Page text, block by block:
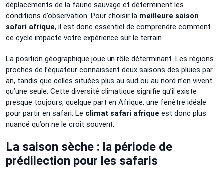
déplacements de la faune sauvage et déterminent les
conditions d’observation. Pour choisir la meilleure saison
safari afrique, il est donc essentiel de comprendre comment
ce cycle impacte votre expérience sur le terrain.
La position géographique joue un rôle déterminant. Les régions
proches de l’équateur connaissent deux saisons des pluies par
an, tandis que celles situées plus au sud ou au nord n’en vivent
qu’une seule. Cette diversité climatique signifie qu’il existe
presque toujours, quelque part en Afrique, une fenêtre idéale
pour partir en safari. Le climat safari afrique est donc plus
nuancé qu’on ne le croit souvent.
La saison sèche : la période de
prédilection pour les safaris